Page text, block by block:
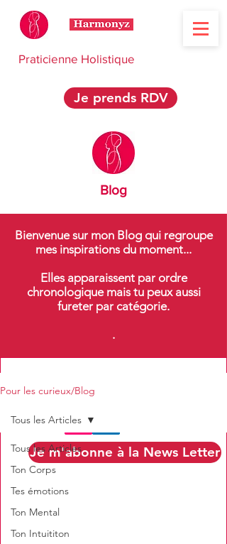
Je prends RDV
Praticienne Holistique
Blog
Bienvenue sur mon Blog qui regroupe
mes inspirations du moment...
Elles apparaissent par ordre
chronologique mais tu peux aussi
fureter par catégorie.
.
Je m'abonne à la News Letter
Pour les curieux/Blog
Tous les Articles
Ton Corps
Tes émotions
Ton Mental
Ton Intuititon
Tous les Articles